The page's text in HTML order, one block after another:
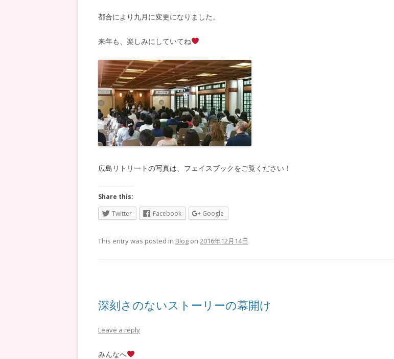
都合により九月に変更になりました。
来年も、楽しみにしていてね
広島リトリートの写真は、フェイスブックをご覧ください！
Share this:
Twitter
Facebook Google
This entry was posted in Blog on 2016年12月14日.
深刻さのないストーリーの幕開け
Leave a reply
みんなへ